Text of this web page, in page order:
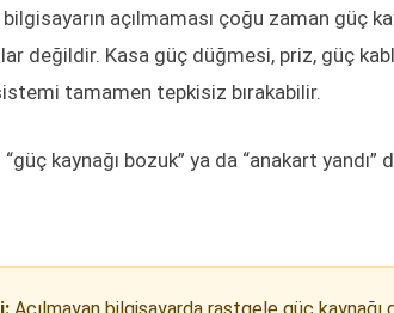
açılmaması çoğu zaman güç
değildir. Kasa güç düğmesi, priz, güç
tamamen tepkisiz bırakabilir.
kaynağı bozuk” ya da “anakart